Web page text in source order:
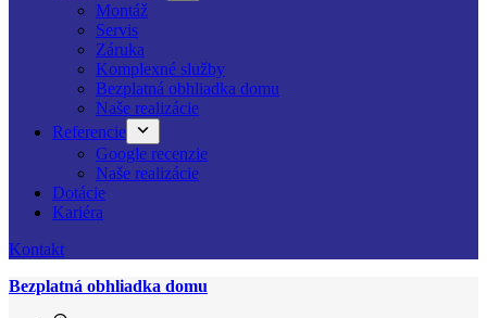
Montáž
Servis
Záruka
Komplexné služby
Bezplatná obhliadka domu
Naše realizácie
Referencie
Google recenzie
Naše realizácie
Dotácie
Kariéra
Kontakt
Bezplatná obhliadka domu